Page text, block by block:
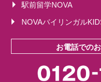
駅前留学NOVA
NOVAバイリンガル
お電話での